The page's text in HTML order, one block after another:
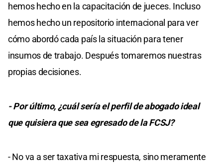
hemos hecho en la capacitación de jueces. Incluso
hemos hecho un repositorio internacional para ver
cómo abordó cada país la situación para tener
insumos de trabajo. Después tomaremos nuestras
propias decisiones.
- Por último, ¿cuál sería el perfil de abogado ideal
que quisiera que sea egresado de la FCSJ?
- No va a ser taxativa mi respuesta, sino meramente